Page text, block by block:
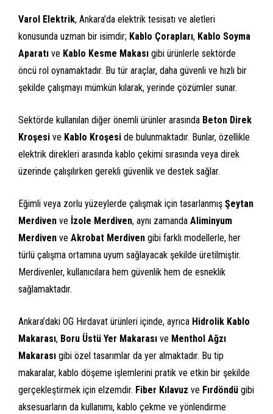
Varol Elektrik, Ankara’da elektrik tesisatı ve aletleri
konusunda uzman bir isimdir; Kablo Çorapları, Kablo Soyma
Aparatı ve Kablo Kesme Makası gibi ürünlerle sektörde
öncü rol oynamaktadır. Bu tür araçlar, daha güvenli ve hızlı bir
şekilde çalışmayı mümkün kılarak, yerinde çözümler sunar.
Sektörde kullanılan diğer önemli ürünler arasında Beton Direk
Kroşesi ve Kablo Kroşesi de bulunmaktadır. Bunlar, özellikle
elektrik direkleri arasında kablo çekimi sırasında veya direk
üzerinde çalışılırken gerekli güvenlik ve destek sağlar.
Eğimli veya zorlu yüzeylerde çalışmak için tasarlanmış Şeytan
Merdiven ve İzole Merdiven, aynı zamanda Aliminyum
Merdiven ve Akrobat Merdiven gibi farklı modellerle, her
türlü çalışma ortamına uyum sağlayacak şekilde üretilmiştir.
Merdivenler, kullanıcılara hem güvenlik hem de esneklik
sağlamaktadır.
Ankara’daki OG Hırdavat ürünleri içinde, ayrıca Hidrolik Kablo
Makarası, Boru Üstü Yer Makarası ve Menthol Ağzı
Makarası gibi özel tasarımlar da yer almaktadır. Bu tip
makaralar, kablo döşeme işlemlerini pratik ve etkin bir şekilde
gerçekleştirmek için elzemdir. Fiber Kılavuz ve Fırdöndü gibi
aksesuarların da kullanımı, kablo çekme ve yönlendirme